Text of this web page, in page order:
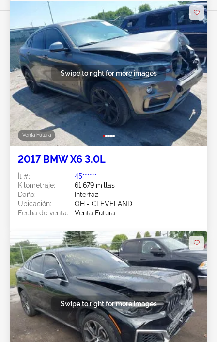
Venta Futura
Swipe to right for more images
2017 BMW X6 3.0L
Ít #:
45******
Kilometraje:
61,679 millas
Daño:
Interfaz
Ubicación:
OH - CLEVELAND
Fecha de venta:
Venta Futura
Swipe to right for more images